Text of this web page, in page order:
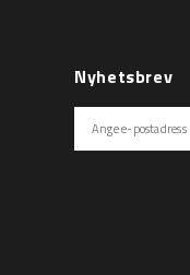
Nyhetsbrev